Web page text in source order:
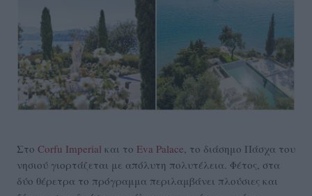
Στο Corfu Imperial και το Eva Palace , το διάσημο Πάσχα του
νησιού γιορτάζεται με απόλυτη πολυτέλεια. Φέτος, στα
δύο θέρετρα το πρόγραμμα περιλαμβάνει πλούσιες και